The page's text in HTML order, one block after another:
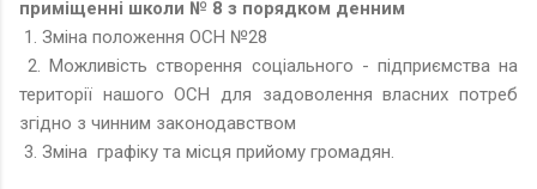
приміщенні школи № 8 з порядком денним
1. Зміна положення ОСН №28
2. Можливість створення соціального - підприємства на
території нашого ОСН для задоволення власних потреб
згідно з чинним законодавством
3. Зміна графіку та місця прийому громадян.